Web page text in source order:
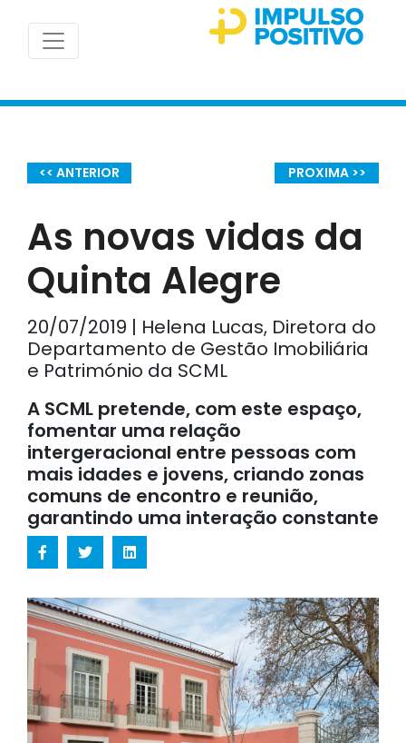
<< ANTERIOR PROXIMA >>
As novas vidas da
Quinta Alegre
20/07/2019 | Helena Lucas, Diretora do
Departamento de Gestão Imobiliária
e Património da SCML
A SCML pretende, com este espaço,
fomentar uma relação
intergeracional entre pessoas com
mais idades e jovens, criando zonas
comuns de encontro e reunião,
garantindo uma interação constante